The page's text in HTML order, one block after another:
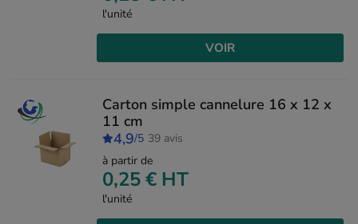
l'unité
VOIR
Carton simple cannelure 16 x 12 x
11 cm
4,9/5 39 avis
à partir de
0,25 € HT
l'unité